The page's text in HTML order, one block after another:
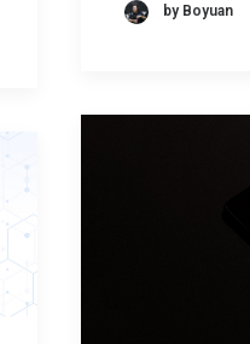
by Boyuan